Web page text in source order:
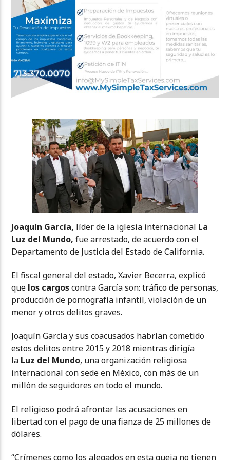
Joaquín García, líder de la iglesia internacional La
Luz del Mundo,fue arrestado, de acuerdo con el
Departamento de Justicia del Estado de California.
El fiscal general del estado, Xavier Becerra, explicó
que los cargoscontra García son: tráfico de personas,
producción de pornografía infantil, violación de un
menor y otros delitos graves.
Joaquín García y sus coacusados habrían cometido
estos delitos entre 2015 y 2018 mientras dirigía
la Luz del Mundo, una organización religiosa
internacional con sede en México, con más de un
millón de seguidores en todo el mundo.
El religioso podrá afrontar las acusaciones en
libertad con el pago de una fianza de 25 millones de
dólares.
“Crímenes como los alegados en esta queja no tienen